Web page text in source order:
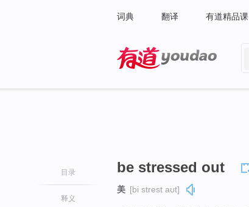
词典 翻译 有道精品课
目录
释义
be stressed out
美 [bi strest aʊt]